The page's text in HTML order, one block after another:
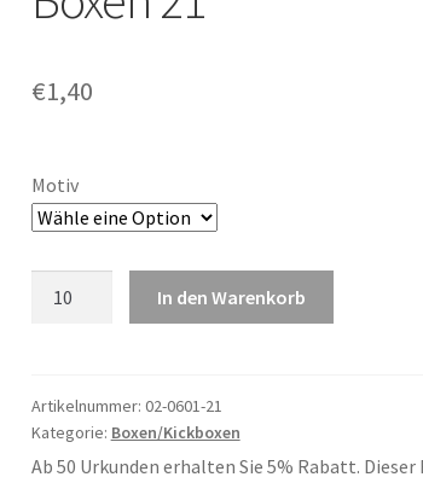
€1,40
Motiv
In den Warenkorb
Artikelnummer: 02-0601-21
Kategorie: Boxen/Kickboxen
Ab 50 Urkunden erhalten Sie 5% Rabatt.